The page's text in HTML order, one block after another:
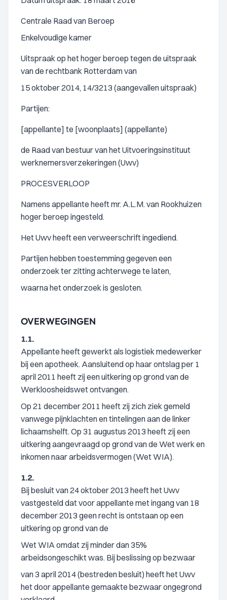
Centrale Raad van Beroep
Enkelvoudige kamer
Uitspraak op het hoger beroep tegen de uitspraak
van de rechtbank Rotterdam van
15 oktober 2014, 14/3213 (aangevallen uitspraak)
Partijen:
[appellante] te [woonplaats] (appellante)
de Raad van bestuur van het Uitvoeringsinstituut
werknemersverzekeringen (Uwv)
PROCESVERLOOP
Namens appellante heeft mr. A.L.M. van Rookhuizen
hoger beroep ingesteld.
Het Uwv heeft een verweerschrift ingediend.
Partijen hebben toestemming gegeven een
onderzoek ter zitting achterwege te laten,
waarna het onderzoek is gesloten.
OVERWEGINGEN
1.1.
Appellante heeft gewerkt als logistiek medewerker
bij een apotheek. Aansluitend op haar ontslag per 1
april 2011 heeft zij een uitkering op grond van de
Werkloosheidswet ontvangen.
Op 21 december 2011 heeft zij zich ziek gemeld
vanwege pijnklachten en tintelingen aan de linker
lichaamshelft. Op 31 augustus 2013 heeft zij een
uitkering aangevraagd op grond van de Wet werk en
inkomen naar arbeidsvermogen (Wet WIA).
1.2.
Bij besluit van 24 oktober 2013 heeft het Uwv
vastgesteld dat voor appellante met ingang van 18
december 2013 geen recht is ontstaan op een
uitkering op grond van de
Wet WIA omdat zij minder dan 35%
arbeidsongeschikt was. Bij beslissing op bezwaar
van 3 april 2014 (bestreden besluit) heeft het Uwv
het door appellante gemaakte bezwaar ongegrond